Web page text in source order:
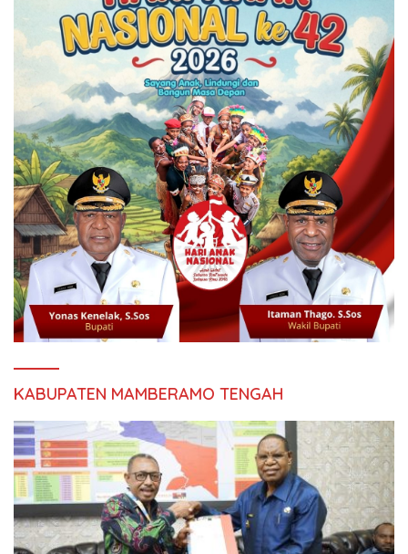
KABUPATEN MAMBERAMO TENGAH